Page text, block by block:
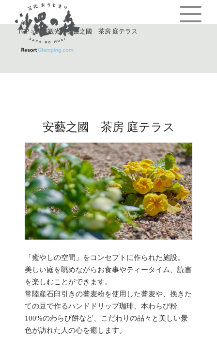
TOP >周辺観光 >安藝之國 茶房 庭テラス
安藝之國 茶房 庭テラス
「癒やしの空間」をコンセプトに作られた施設。
美しい庭を眺めながらお食事やティータイム、読書
を楽しむことができます。
常陸産石臼引きの蕎麦粉を使用した蕎麦や、挽きた
ての豆で作るハンドドリップ珈琲、本わらび粉
100%のわらび餅など、こだわりの品々と美しい景
色が訪れた人の心を癒します。